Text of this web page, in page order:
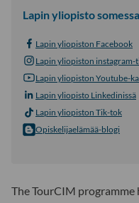
The TourCIM
Lapin yliopisto somessa
Lapin yliopiston Facebook
Lapin yliopiston instagram-
Lapin yliopiston Youtube-
Lapin yliopisto Linkedinissä
Lapin yliopiston Tik-tok
Opiskelijaelämää-blogi